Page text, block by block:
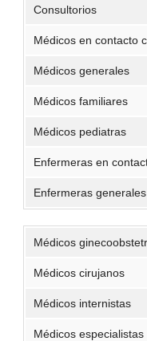
Consultorios
Médicos en contacto
Médicos generales
Médicos familiares
Médicos pediatras
Enfermeras en
Enfermeras generales
Médicos
Médicos cirujanos
Médicos internistas
Médicos especialistas